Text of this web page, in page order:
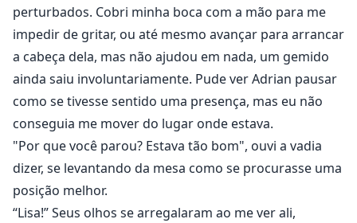
perturbados. Cobri minha boca com a mão para me
impedir de gritar, ou até mesmo avançar para arrancar
a cabeça dela, mas não ajudou em nada, um gemido
ainda saiu involuntariamente. Pude ver Adrian pausar
como se tivesse sentido uma presença, mas eu não
conseguia me mover do lugar onde estava.
"Por que você parou? Estava tão bom", ouvi a vadia
dizer, se levantando da mesa como se procurasse uma
posição melhor.
“Lisa!” Seus olhos se arregalaram ao me ver ali,